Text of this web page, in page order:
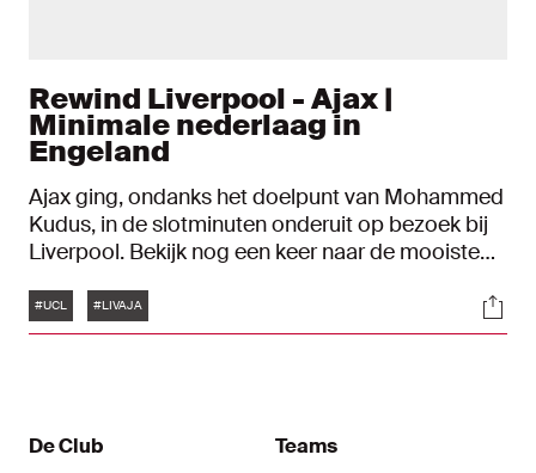
Rewind Liverpool - Ajax |
Minimale nederlaag in
Engeland
Ajax ging, ondanks het doelpunt van Mohammed
Kudus, in de slotminuten onderuit op bezoek bij
Liverpool. Bekijk nog een keer naar de mooiste
van de UEFA Champions League.
Tags
#UCL #LIVAJA
De Club
Teams